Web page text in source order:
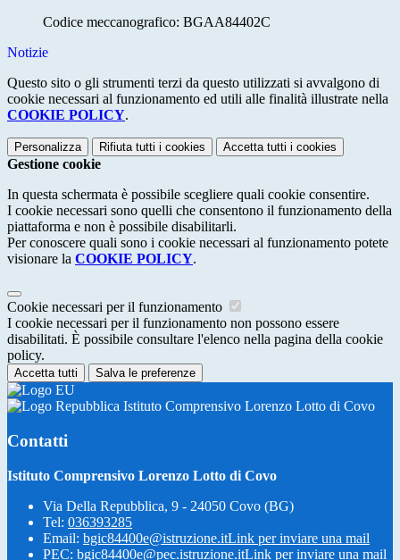
Codice meccanografico: BGAA84402C
Notizie
Questo sito o gli strumenti terzi da questo utilizzati si avvalgono di
cookie necessari al funzionamento ed utili alle finalità illustrate nella
COOKIE POLICY.
Personalizza Rifiuta tutti i cookies Accetta tutti i cookies
Gestione cookie
In questa schermata è possibile scegliere quali cookie consentire.
I cookie necessari sono quelli che consentono il funzionamento della
piattaforma e non è possibile disabilitarli.
Per conoscere quali sono i cookie necessari al funzionamento potete
visionare la COOKIE POLICY.
Cookie necessari per il funzionamento
I cookie necessari per il funzionamento non possono essere
disabilitati. È possibile consultare l'elenco nella pagina della cookie
policy.
Accetta tutti Salva le preferenze
Istituto Comprensivo Lorenzo Lotto di Covo
Contatti
Istituto Comprensivo Lorenzo Lotto di Covo
Via Della Repubblica, 9 - 24050 Covo (BG)
Tel: 036393285
Email: bgic84400e@istruzione.itLink per inviare una mail
PEC: bgic84400e@pec.istruzione.itLink per inviare una mail